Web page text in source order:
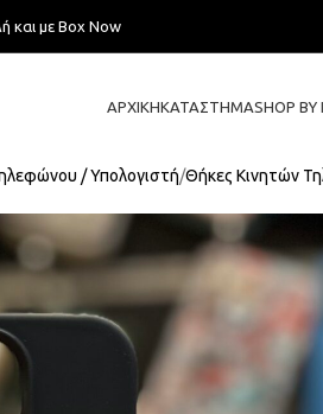
και με Box Now
ΑΡΧΙΚΉΚΑΤΆΣΤΗΜΑSHOP BY
/ Υπολογιστή Θήκες Κινητών